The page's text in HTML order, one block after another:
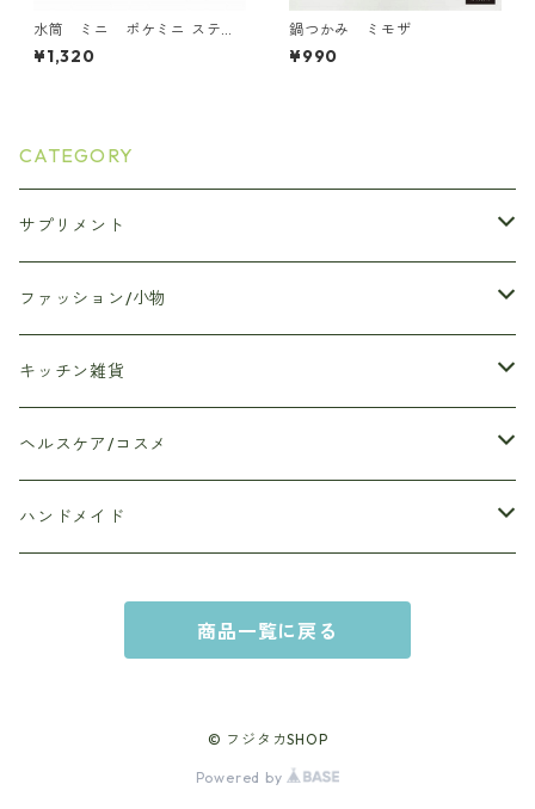
水筒 ミニ ポケミニ ステン
レスボトル140ml 北欧シリ
ーズ お花畑
¥1,320
鍋つかみ ミモザ
¥990
CATEGORY
サプリメント
クエン酸サプリメント
Anjelica和漢ドリンク
Anjelica Wam（アンジェリカウォム）
ダイエットのみかた
ファッション/小物
エコバッグ
ハンカチ
ポーチ
ヘアーバンド
キッチン雑貨
マイボトル/水筒
プレイスマット
ヘルスケア/コスメ
入浴剤
マスクリフレッシュ
ハンドメイド
カルトナージュ
商品一覧に戻る
© フジタカSHOP
Powered by